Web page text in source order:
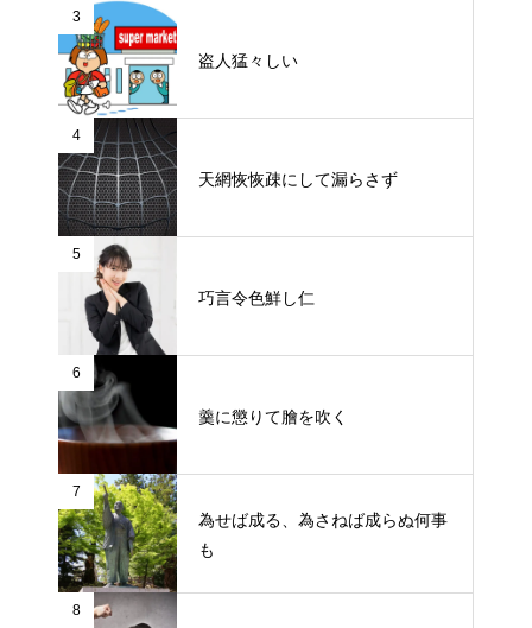
3
盗人猛々しい
4
天網恢恢疎にして漏らさず
5
巧言令色鮮し仁
6
羹に懲りて膾を吹く
7
為せば成る、為さねば成らぬ何事
も
8